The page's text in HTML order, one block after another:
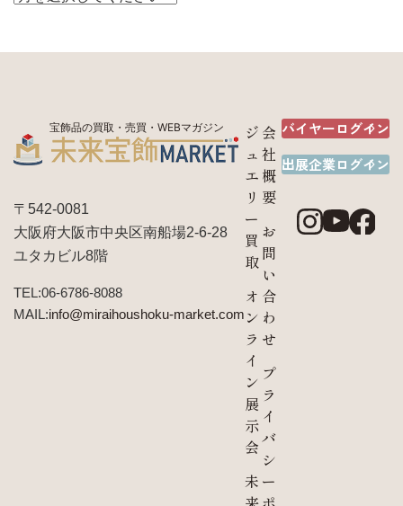
宝飾品の買取・売買・WEBマガジン
〒542-0081
大阪府大阪市中央区南船場2-6-28
ユタカビル8階
TEL:06-6786-8088
MAIL:info@miraihoushoku-market.com
ジ
ュ
エ
リ
ー
買
取
オ
ン
ラ
イ
ン
展
示
会
未
会
社
概
要
お
問
い
合
わ
せ
プ
ラ
イ
バ
シ
ー
バイヤーログイン
出展企業ログイン